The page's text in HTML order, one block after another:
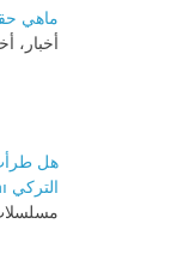
ماهي
أخبار،
هل
التركي Yalı Çapkını مع بداية الحلقة 90؟